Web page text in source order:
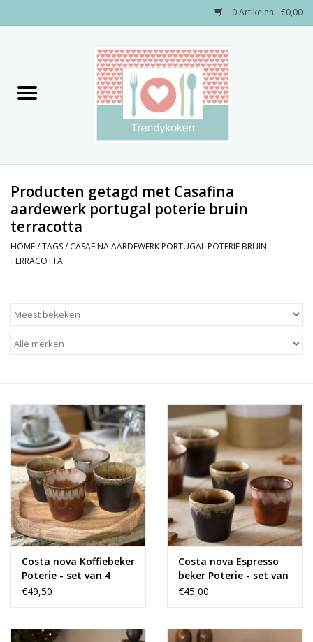
0 Artikelen - €0,00
Decoratie
Keukengerei
Textiel
Alles zien
Sale!
Kleuren
Producten getagd met Casafina
aardewerk portugal poterie bruin
terracotta
HOME/TAGS/ CASAFINA AARDEWERK PORTUGAL POTERIE BRUIN
TERRACOTTA
Costa nova Koffiebeker
Poterie - set van 4
€49,50
Costa nova Espresso
beker Poterie - set van
6
€45,00